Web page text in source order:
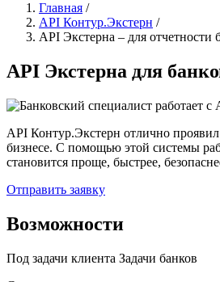
Главная /
API Контур.Экстерн /
API Экстерна – для отчетности
API Экстерна для
API Контур.Экстерн отлично проявил
бизнесе. С помощью этой системы
становится проще, быстрее,
Отправить заявку
Возможности
Под задачи клиента Задачи банков